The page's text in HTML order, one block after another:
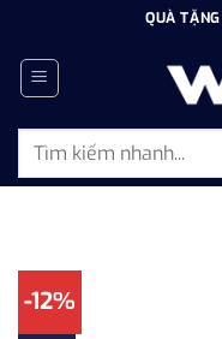
dung
QUÀ
Tìm
-12%